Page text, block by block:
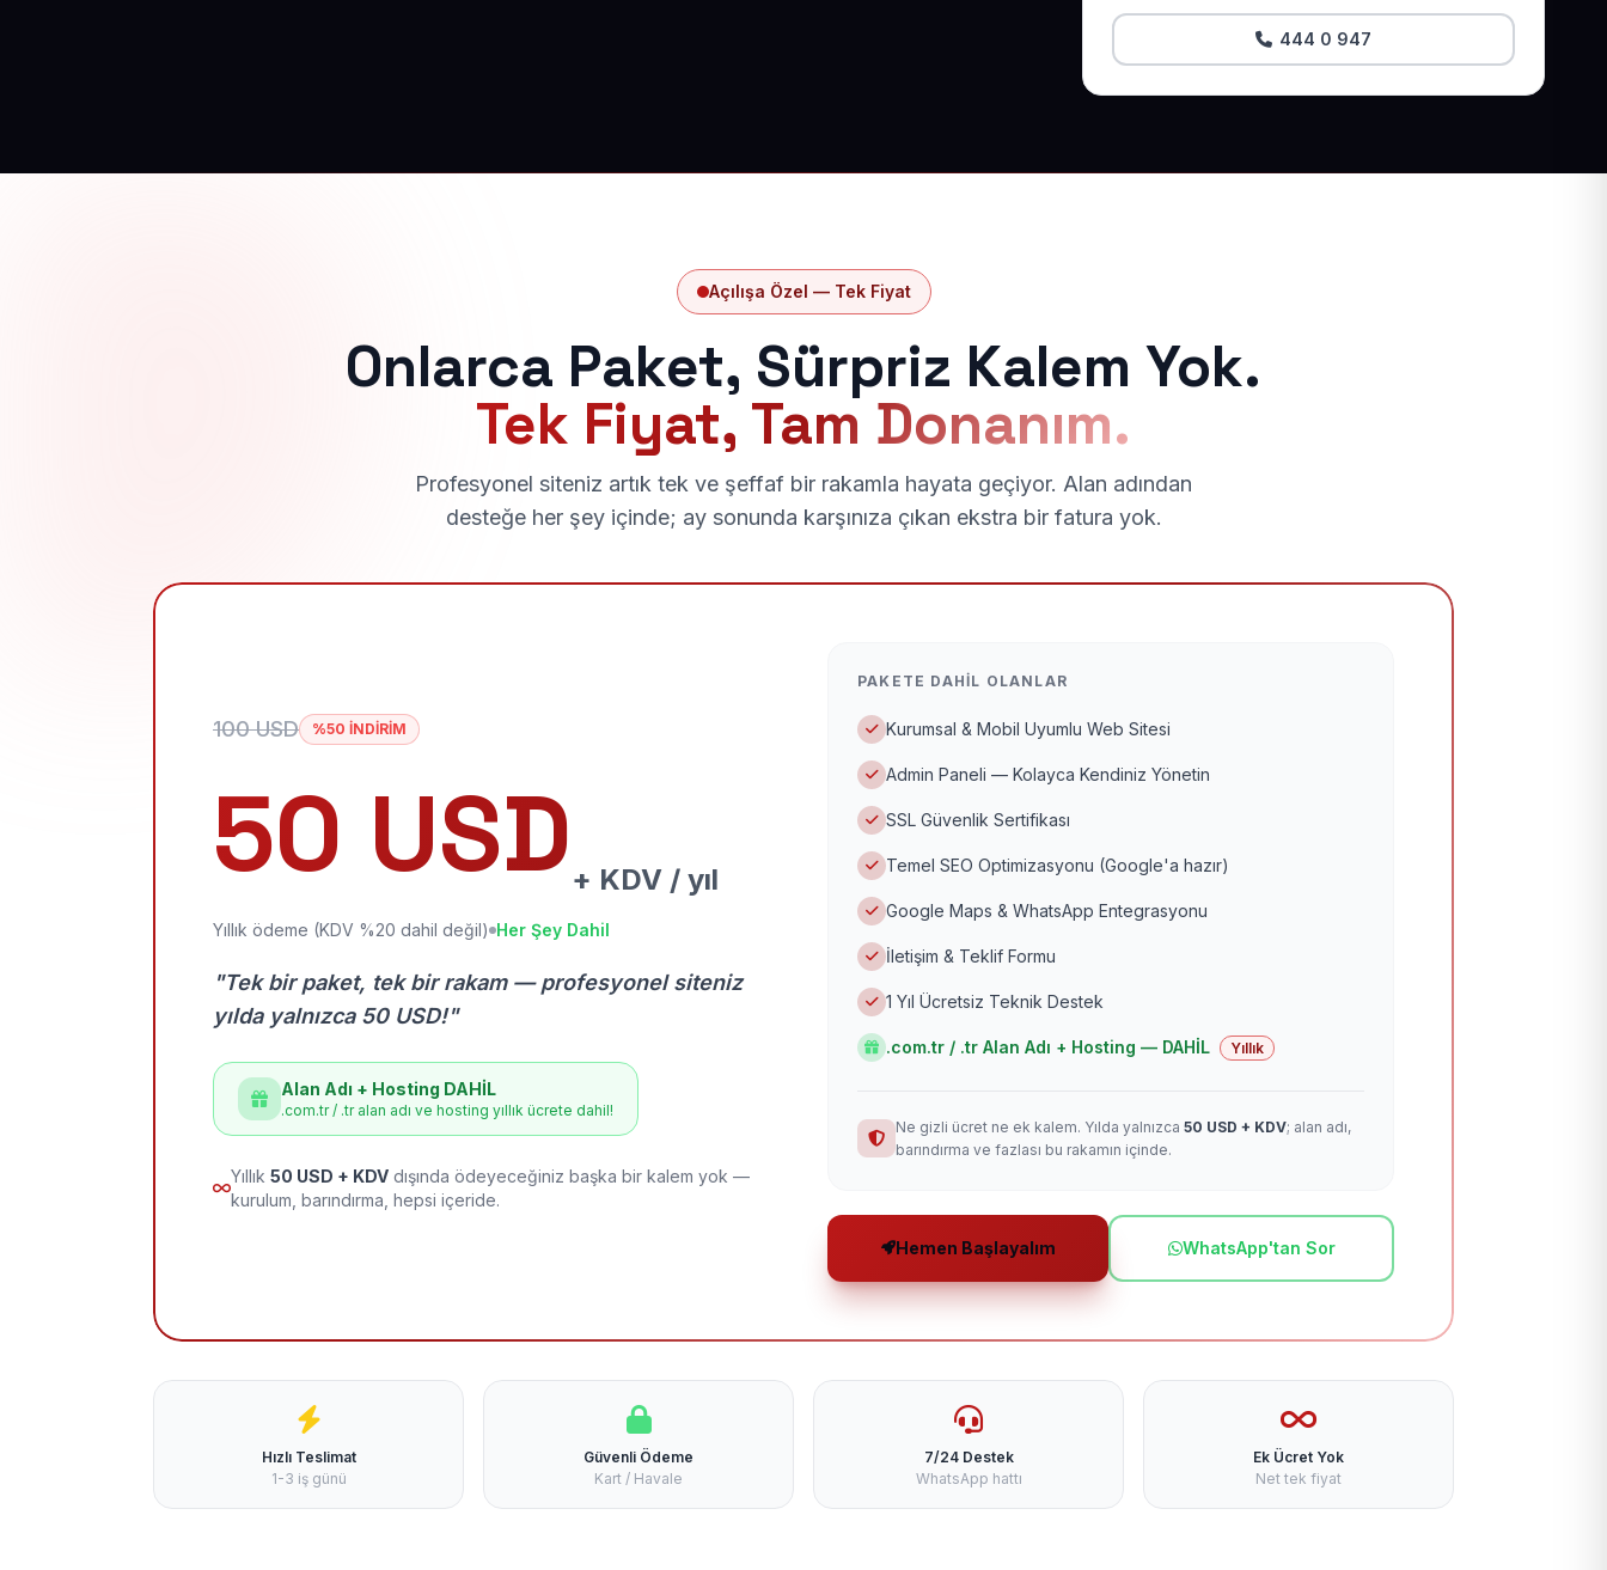
444 0 947
Açılışa Özel — Tek Fiyat
Onlarca Paket, Sürpriz Kalem Yok.
Tek Fiyat, Tam Donanım.
Profesyonel siteniz artık tek ve şeffaf bir rakamla hayata geçiyor. Alan adından
desteğe her şey içinde; ay sonunda karşınıza çıkan ekstra bir fatura yok.
100 USD %50 İNDİRİM
50 USD + KDV / yıl
Yıllık ödeme (KDV %20 dahil değil) Her Şey Dahil
"Tek bir paket, tek bir rakam — profesyonel siteniz
yılda yalnızca 50 USD!"
Alan Adı + Hosting DAHİL
.com.tr / .tr alan adı ve hosting yıllık ücrete dahil!
Yıllık 50 USD + KDV dışında ödeyeceğiniz başka bir kalem yok —
kurulum, barındırma, hepsi içeride.
PAKETE DAHIL OLANLAR
Kurumsal & Mobil Uyumlu Web Sitesi
Admin Paneli — Kolayca Kendiniz Yönetin
SSL Güvenlik Sertifikası
Temel SEO Optimizasyonu (Google'a hazır)
Google Maps & WhatsApp Entegrasyonu
İletişim & Teklif Formu
1 Yıl Ücretsiz Teknik Destek
.com.tr / .tr Alan Adı + Hosting — DAHİL Yıllık
Ne gizli ücret ne ek kalem. Yılda yalnızca 50 USD + KDV; alan adı,
barındırma ve fazlası bu rakamın içinde.
Hemen Başlayalım WhatsApp'tan Sor
Hızlı Teslimat
1-3 iş günü
Güvenli Ödeme
Kart / Havale
7/24 Destek
WhatsApp hattı
Ek Ücret Yok
Net tek fiyat